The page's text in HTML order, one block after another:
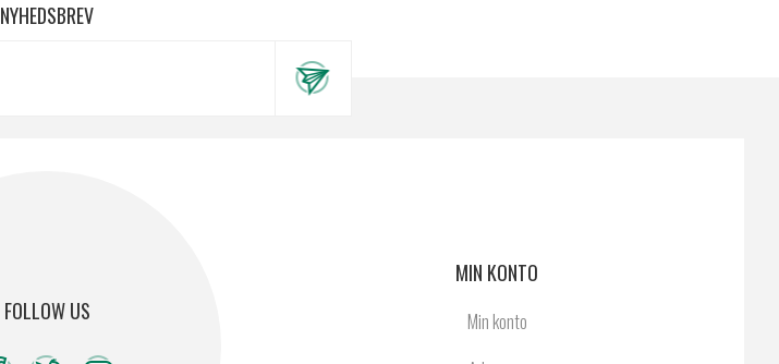
NYHEDSBREV
FOLLOW US
MIN KONTO
Min konto